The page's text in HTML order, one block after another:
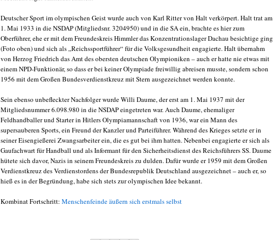
Deutscher Sport im olympischen Geist wurde auch von Karl Ritter von Halt verkörpert. Halt trat am
1. Mai 1933 in die NSDAP (Mitgliedsnr. 3204950) und in die SA ein, brachte es hier zum
Oberführer, ehe er mit dem Freundeskreis Himmler das Konzentrationslager Dachau besichtige ging
(Foto oben) und sich als „Reichssportführer“ für die Volksgesundheit engagierte. Halt übernahm
von Herzog Friedrich das Amt des obersten deutschen Olympioniken – auch er hatte nie etwas mit
einem NPD-Funktionär, so dass er bei keiner Olympiade freiwillig abreisen musste, sondern schon
1956 mit dem Großen Bundesverdienstkreuz mit Stern ausgezeichnet werden konnte.
Sein ebenso unbefleckter Nachfolger wurde Willi Daume, der erst am 1. Mai 1937 mit der
Mitgliedsnummer 6.098.980 in die NSDAP eingetreten war. Auch Daume, ehemaliger
Feldhandballer und Starter in Hitlers Olympiamannschaft von 1936, war ein Mann des
supersauberen Sports, ein Freund der Kanzler und Parteiführer. Während des Krieges setzte er in
seiner Eisengießerei Zwangsarbeiter ein, die es gut bei ihm hatten. Nebenbei engagierte er sich als
Gaufachwart für Handball und als Informant für den Sicherheitsdienst des Reichsführers SS. Daume
hütete sich davor, Nazis in seinem Freundeskreis zu dulden. Dafür wurde er 1959 mit dem Großen
Verdienstkreuz des Verdienstordens der Bundesrepublik Deutschland ausgezeichnet – auch er, so
hieß es in der Begründung, habe sich stets zur olympischen Idee bekannt.
Kombinat Fortschritt: Menschenfeinde äußern sich erstmals selbst